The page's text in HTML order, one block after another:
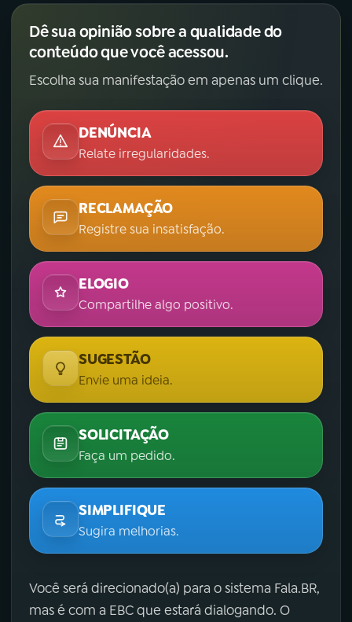
Dê sua opinião sobre a qualidade do
conteúdo que você acessou.
Escolha sua manifestação em apenas um clique.
DENÚNCIA
Relate irregularidades.
RECLAMAÇÃO
Registre sua insatisfação.
ELOGIO
Compartilhe algo positivo.
SUGESTÃO
Envie uma ideia.
SOLICITAÇÃO
Faça um pedido.
SIMPLIFIQUE
Sugira melhorias.
Você será direcionado(a) para o sistema Fala.BR,
mas é com a EBC que estará dialogando. O